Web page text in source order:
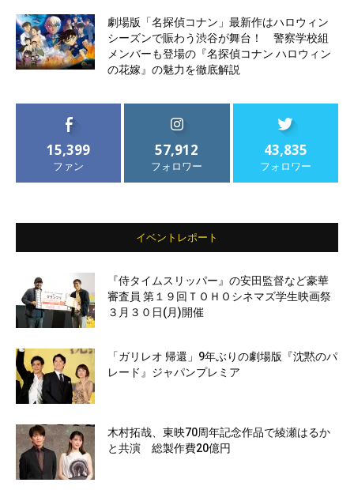
劇場版「名探偵コナン」最新作はハロウィン
シーズンで賑わう渋谷が舞台！ 警察学校組
メンバーも登場の『名探偵コナン ハロウィン
の花嫁』の魅力を徹底解説
15,399
ファン
57,912
フォロワー
43,835
フォロワー
イベントレポート
『侍タイムスリッパー』の安田監督など豪華
審査員 第１９回ＴＯＨＯシネマズ学生映画祭
３月３０日(月)開催
「ガリレオ 帰還」9年ぶりの劇場版『沈黙のパ
レード』ジャパンプレミア
木村拓哉、東映70周年記念作品で綾瀬はるか
と共演 総製作費20億円